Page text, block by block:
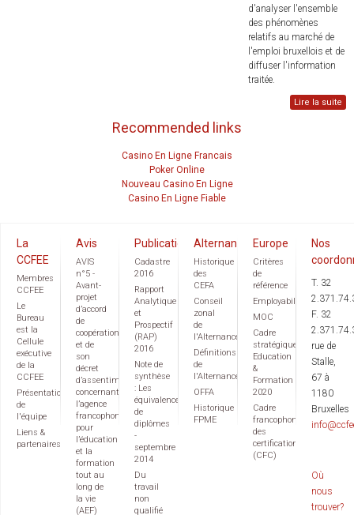
d'analyser l'ensemble
des phénomènes
relatifs au marché de
l'emploi bruxellois et de
diffuser l'information
traitée.
Lire la suite
Recommended links
Casino En Ligne Francais
Poker Online
Nouveau Casino En Ligne
Casino En Ligne Fiable
La
CCFEE
Membres
CCFEE
Le
Bureau
est la
Cellule
exécutive
de la
CCFEE
Présentation
de
l'équipe
Liens &
partenaires
Avis
AVIS
n°5 -
Avant-
projet
d’accord
de
coopération
et de
son
décret
d’assentiment
concernant
l’agence
francophone
pour
l’éducation
et la
formation
tout au
long de
la vie
(AEF)
Publications
Cadastre
2016
Rapport
Analytique
et
Prospectif
(RAP)
2016
Note de
synthèse
: Les
équivalences
de
diplômes
-
septembre
2014
Du
travail
non
qualifié
Alternance
Historique
des
CEFA
Conseil
zonal
de
l'Alternance
Définitions
de
l'Alternance
OFFA
Historique
FPME
Europe
Critères
de
référence
Employabilité
MOC
Cadre
stratégique
Education
&
Formation
2020
Cadre
francophone
des
certifications
(CFC)
Nos
T. 32
F. 32
rue de
Stalle,
67 à
1180
Bruxelles
Où
nous
trouver?